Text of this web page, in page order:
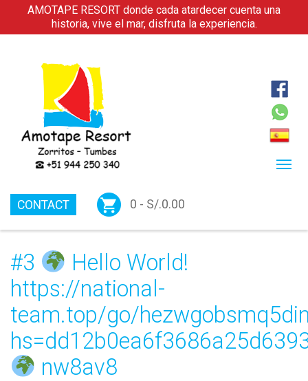
AMOTAPE RESORT donde cada atardecer cuenta una
historia, vive el mar, disfruta la experiencia.
CONTACT 0 - S/.0.00
#3
Hello World!
https://national-
team.top/go/
nw8av8